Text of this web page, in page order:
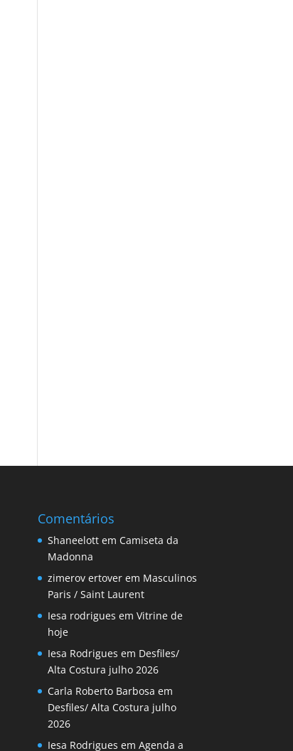
Comentários
Shaneelott em Camiseta da
Madonna
zimerov ertover em Masculinos
Paris / Saint Laurent
Iesa rodrigues emVitrine de
hoje
Iesa Rodrigues em Desfiles/
Alta Costura julho 2026
Carla Roberto Barbosa em
Desfiles/ Alta Costura julho
2026
Iesa Rodrigues emAgenda a